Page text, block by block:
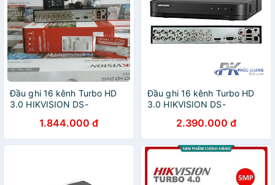
Đầu ghi 16 kênh Turbo HD
3.0 HIKVISION DS-
1.844.000 đ
Đầu ghi 16 kênh Turbo HD
3.0 HIKVISION DS-
truyền âm thanh qua cáp
đồng trục- Hàng Chính Hãng
2.390.000 đ